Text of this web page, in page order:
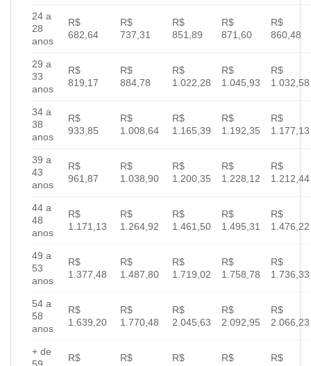
24 a
28
anos
R$
682,64
R$
737,31
R$
851,89
R$
871,60
R$
860,48
29 a
33
anos
R$
819,17
R$
884,78
R$
1.022,28
R$
1.045,93
R$
1.032,58
34 a
38
anos
R$
933,85
R$
1.008,64
R$
1.165,39
R$
1.192,35
R$
1.177,13
39 a
43
anos
R$
961,87
R$
1.038,90
R$
1.200,35
R$
1.228,12
R$
1.212,44
44 a
48
anos
R$
1.171,13
R$
1.264,92
R$
1.461,50
R$
1.495,31
R$
1.476,22
49 a
53
anos
R$
1.377,48
R$
1.487,80
R$
1.719,02
R$
1.758,78
R$
1.736,33
54 a
58
anos
R$
1.639,20
R$
1.770,48
R$
2.045,63
R$
2.092,95
R$
2.066,23
+ de
R$
R$
R$
R$
R$